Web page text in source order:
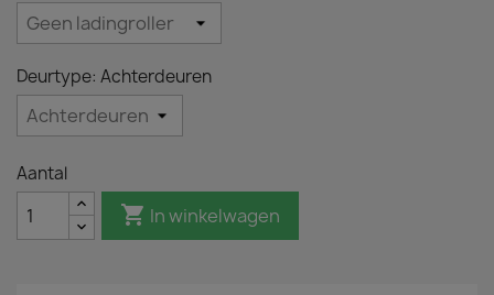
Deurtype: Achterdeuren
Aantal
 In winkelwagen